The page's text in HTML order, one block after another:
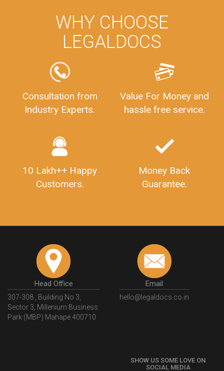
Vinayaka Enterprises
City : banglore
Experience : 14 years
Marriage Broker
City : banglore
Experience : 12 years
0/5